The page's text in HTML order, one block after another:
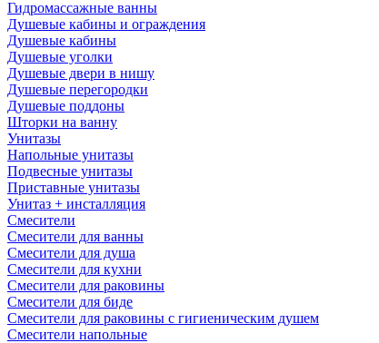
Гидромассажные ванны
Душевые кабины и ограждения
Душевые кабины
Душевые уголки
Душевые двери в нишу
Душевые перегородки
Душевые поддоны
Шторки на ванну
Унитазы
Напольные унитазы
Подвесные унитазы
Приставные унитазы
Унитаз + инсталляция
Смесители
Смесители для ванны
Смесители для душа
Смесители для кухни
Смесители для раковины
Смесители для биде
Смесители для раковины с гигиеническим душем
Смесители напольные